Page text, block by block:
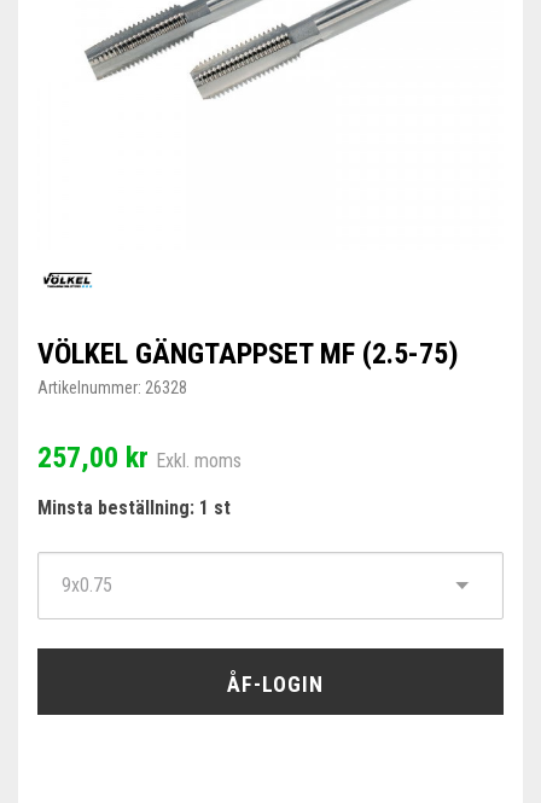
VÖLKEL GÄNGTAPPSET MF (2.5-75)
Artikelnummer: 26328
257,00 kr Exkl. moms
Minsta beställning: 1 st
ÅF-LOGIN